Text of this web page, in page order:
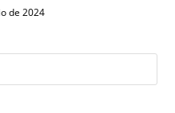
de 2024